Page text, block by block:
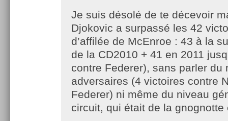
Je suis désolé de te décevoir
Djokovic a surpassé les 42
d’affilée de McEnroe : 43 à la
de la CD2010 + 41 en 2011
contre Federer), sans parler du
adversaires (4 victoires contre
Federer) ni même du niveau
circuit, qui était de la gnognotte